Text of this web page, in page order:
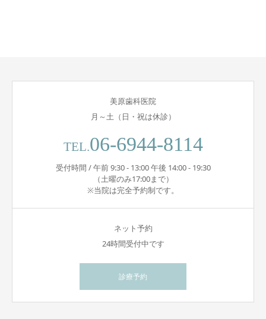
美原歯科医院
月～土（日・祝は休診）
TEL.06-6944-8114
受付時間 / 午前 9:30 - 13:00 午後 14:00 - 19:30
（土曜のみ17:00まで）
※当院は完全予約制です。
ネット予約
24時間受付中です
診療予約